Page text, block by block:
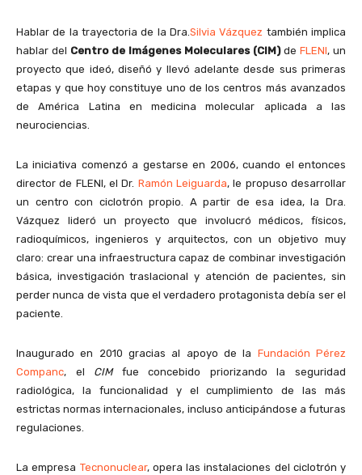
Hablar de la trayectoria de la Dra.Silvia Vázquez también implica
hablar del Centro de Imágenes Moleculares (CIM)de FLENI, un
proyecto que ideó, diseñó y llevó adelante desde sus primeras
etapas y que hoy constituye uno de los centros más avanzados
de América Latina en medicina molecular aplicada a las
neurociencias.
La iniciativa comenzó a gestarse en 2006, cuando el entonces
director de FLENI, el Dr. Ramón Leiguarda, le propuso desarrollar
un centro con ciclotrón propio. A partir de esa idea, la Dra.
Vázquez lideró un proyecto que involucró médicos, físicos,
radioquímicos, ingenieros y arquitectos, con un objetivo muy
claro: crear una infraestructura capaz de combinar investigación
básica, investigación traslacional y atención de pacientes, sin
perder nunca de vista que el verdadero protagonista debía ser el
paciente.
Inaugurado en 2010 gracias al apoyo de la Fundación Pérez
Companc, el CIM fue concebido priorizando la seguridad
radiológica, la funcionalidad y el cumplimiento de las más
estrictas normas internacionales, incluso anticipándose a futuras
regulaciones.
La empresa Tecnonuclear, opera las instalaciones del ciclotrón y